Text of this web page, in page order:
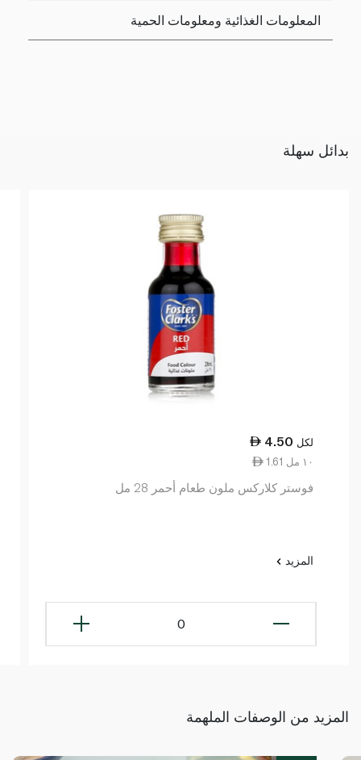
المعلومات الغذائية ومعلومات الحمية
بدائل سهلة
4.50 لكل
1.61 ١٠ مل
فوستر كلاركس ملون طعام أحمر 28 مل
المزيد
0
المزيد من الوصفات الملهمة